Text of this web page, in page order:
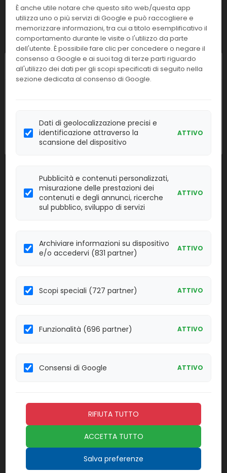
Access NT-proBNP Calibrators
Confezione:
7x1,5 ml
Linea:
IMM
Effettua il LOGIN per acquistare.
2x100 test
IMM
Effettua ilLOGINper acquistare.
C28432Access HIV combo V2 QC
Confezione:
2x4,4 ml x 3 liv.
Linea:
IMM
98200 Access BNP Reagent
IMM
98201 Access BNP Control
3x2 fl.x2,5 ml.
IMM
Access BNP Calibrators
ml.
Linea:
IMM
Effettua ilLOGINper acquistare.
È anche utile notare che questo sito web/questa app
utilizza uno o più servizi di Google e può raccogliere e
memorizzare informazioni, tra cui a titolo esemplificativo il
comportamento durante le visite o l'utilizzo da parte
dell'utente. È possibile fare clic per concedere o negare il
consenso a Google e ai suoi tag di terze parti riguardo
all'utilizzo dei dati per gli scopi specificati di seguito nella
sezione dedicata al consenso di Google.
Dati di geolocalizzazione precisi e
identificazione attraverso la
scansione del dispositivo
ATTIVO
Pubblicità e contenuti personalizzati,
misurazione delle prestazioni dei
contenuti e degli annunci, ricerche
sul pubblico, sviluppo di servizi
ATTIVO
Archiviare informazioni su dispositivo
e/o accedervi (831 partner)
ATTIVO
Scopi speciali (727 partner) ATTIVO
Funzionalità (696 partner) ATTIVO
Consensi di Google ATTIVO
RIFIUTA TUTTO
ACCETTA TUTTO
Salva preferenze
Chiusura estiva
riprenderanno regolarmente
agosto.